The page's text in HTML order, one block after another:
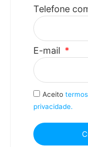
Telefone
E-mail
Aceito
privacidade.